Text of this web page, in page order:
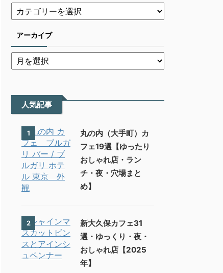
アーカイブ
人気記事
1
丸の内（大手町）カ
フェ19選【ゆったり
おしゃれ店・ラン
チ・夜・穴場まと
め】
2
新大久保カフェ31
選・ゆっくり・夜・
おしゃれ店【2025
年】